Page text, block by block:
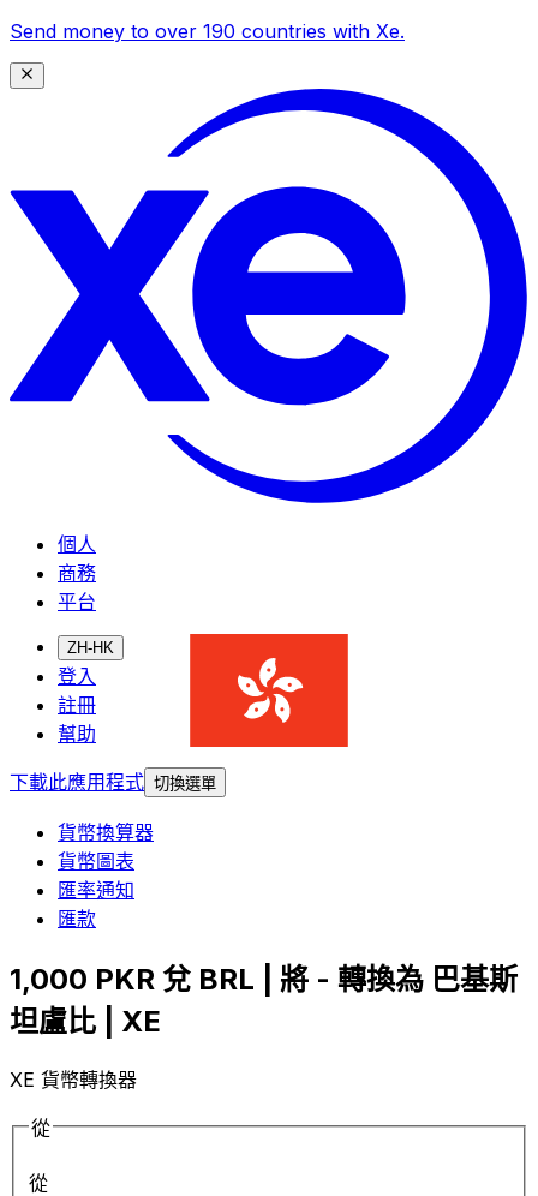
Send money to over 190 countries with Xe.
個人
商務
平台
ZH-HK
登入
註冊
幫助
下載此應用程式 切換選單
貨幣換算器
貨幣圖表
匯率通知
匯款
1,000 PKR 兌 BRL | 將 - 轉換為 巴基斯
坦盧比 | XE
XE 貨幣轉換器
從
從